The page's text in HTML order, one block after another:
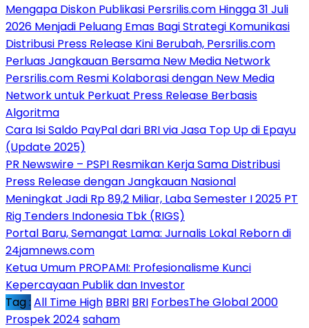
Mengapa Diskon Publikasi Persrilis.com Hingga 31 Juli
2026 Menjadi Peluang Emas Bagi Strategi Komunikasi
Distribusi Press Release Kini Berubah, Persrilis.com
Perluas Jangkauan Bersama New Media Network
Persrilis.com Resmi Kolaborasi dengan New Media
Network untuk Perkuat Press Release Berbasis
Algoritma
Cara Isi Saldo PayPal dari BRI via Jasa Top Up di Epayu
(Update 2025)
PR Newswire – PSPI Resmikan Kerja Sama Distribusi
Press Release dengan Jangkauan Nasional
Meningkat Jadi Rp 89,2 Miliar, Laba Semester I 2025 PT
Rig Tenders Indonesia Tbk (RIGS)
Portal Baru, Semangat Lama: Jurnalis Lokal Reborn di
24jamnews.com
Ketua Umum PROPAMI: Profesionalisme Kunci
Kepercayaan Publik dan Investor
Tag : All Time High BBRI BRI ForbesThe Global 2000
Prospek 2024 saham